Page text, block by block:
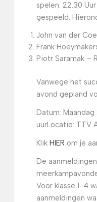
spelen. 22.30
gespeeld.
John van der
Frank
Piotr Saramak –
Vanwege het
avond gepland
Datum:
uurLocatie: TTV
Klik HIER om je
De
Voor klasse 1-4
aanmeldingen